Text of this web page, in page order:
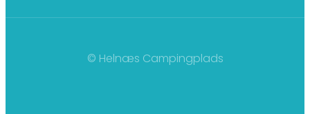
© Helnæs Campingplads